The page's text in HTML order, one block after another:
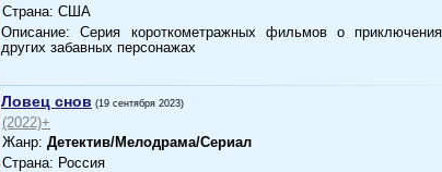
Страна: США
Описание: Серия короткометражных фильмов о
других забавных персонажах
Ловец снов (19 сентября 2023)
(2022)+
Жанр: Детектив/Мелодрама/Сериал
Страна: Россия